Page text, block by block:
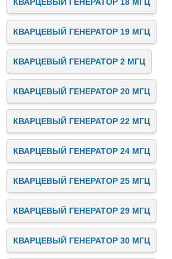
КВАРЦЕВЫЙ ГЕНЕРАТОР 19 МГЦ
КВАРЦЕВЫЙ ГЕНЕРАТОР 2 МГЦ
КВАРЦЕВЫЙ ГЕНЕРАТОР 20 МГЦ
КВАРЦЕВЫЙ ГЕНЕРАТОР 22 МГЦ
КВАРЦЕВЫЙ ГЕНЕРАТОР 24 МГЦ
КВАРЦЕВЫЙ ГЕНЕРАТОР 25 МГЦ
КВАРЦЕВЫЙ ГЕНЕРАТОР 29 МГЦ
КВАРЦЕВЫЙ ГЕНЕРАТОР 30 МГЦ